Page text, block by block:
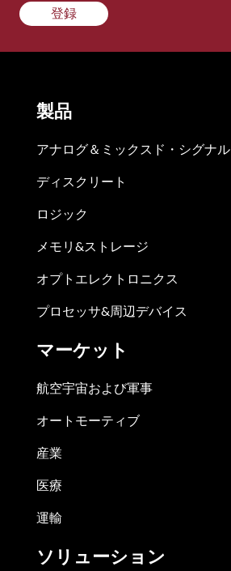
登録
製品
アナログ＆ミックスド・シグナル
ディスクリート
ロジック
メモリ&ストレージ
オプトエレクトロニクス
プロセッサ&周辺デバイス
マーケット
航空宇宙および軍事
オートモーティブ
産業
医療
運輸
ソリューション